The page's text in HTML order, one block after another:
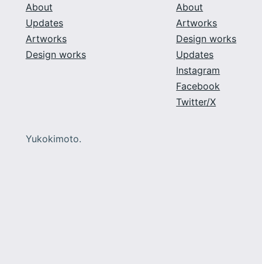
About
Updates
Artworks
Design works
About
Artworks
Design works
Updates
Instagram
Facebook
Twitter/X
Yukokimoto.